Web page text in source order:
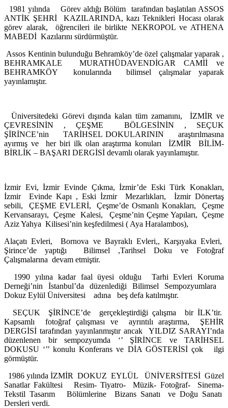
1981 yılında Görev aldığı Bölüm tarafından başlatılan ASSOS
ANTİK ŞEHRİ KAZILARINDA, kazı Teknikleri Hocası olarak
görev alarak, öğrencileri ile birlikte NEKROPOL ve ATHENA
MABEDİ Kazılarını sürdürmüştür.
Assos Kentinin bulunduğu Behramköy’de özel çalışmalar yaparak ,
BEHRAMKALE MURATHÜDAVENDİGAR CAMİİ ve
BEHRAMKÖY konularında bilimsel çalışmalar yaparak
yayınlamıştır.
Üniversitedeki Görevi dışında kalan tüm zamanını, İZMİR ve
ÇEVRESİNİN , ÇEŞME BÖLGESİNİN , SEÇUK
ŞİRİNCE’nin TARİHSEL DOKULARININ araştırılmasına
ayırmış ve her biri ilk olan araştırma konuları İZMİR BİLİM-
BİRLİK – BAŞARI DERGİSİ devamlı olarak yayınlamıştır.
İzmir Evi, İzmir Evinde Çıkma, İzmir’de Eski Türk Konakları,
İzmir Evinde Kapı , Eski İzmir Mezarlıkları, İzmir Dönertaş
sebili, ÇEŞME EVLERİ, Çeşme’de Osmanlı Konakları, Çeşme
Kervansarayı, Çeşme Kalesi, Çeşme’nin Çeşme Yapıları, Çeşme
Aziz Yahya Kilisesi’nin keşfedilmesi ( Aya Haralambos),
Alaçatı Evleri, Bornova ve Bayraklı Evleri,, Karşıyaka Evleri,
Şirince’de yaptığı Bilimsel ,Tarihsel Doku ve Fotoğraf
Çalışmalarına devam etmiştir.
1990 yılına kadar faal üyesi olduğu Tarhi Evleri Koruma
Derneği’nin İstanbul’da düzenlediği Bilimsel Sempozyumlara
Dokuz Eylül Üniversitesi adına beş defa katılmıştır.
SEÇUK ŞİRİNCE’de gerçekleştirdiği çalışma bir İLK’tir.
Kapsamlı fotoğraf çalışması ve ayrıntılı araştırma, ŞEHİR
DERGİSİ tarafından yayınlanmıştır ancak YILDIZ SARAYI’nda
düzenlenen bir sempozyumda ‘’ ŞİRİNCE ve TARİHSEL
DOKUSU ‘’’ konulu Konferans ve DİA GÖSTERİSİ çok ilgi
görmüştür.
1986 yılında İZMİR DOKUZ EYLÜL ÜNİVERSİTESİ Güzel
Sanatlar Fakültesi Resim- Tiyatro- Müzik- Fotoğraf- Sinema-
Tekstil Tasarım Bölümlerine Bizans Sanatı ve Doğu Sanatı
Dersleri verdi.